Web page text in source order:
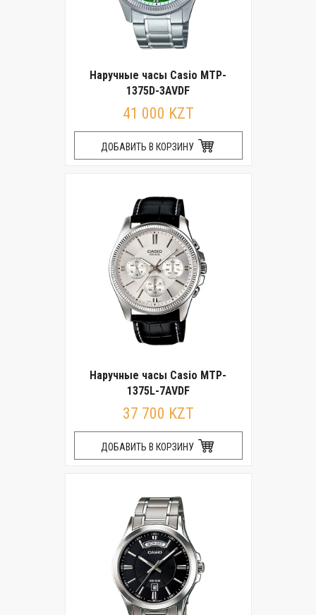
Наручные часы Casio MTP-
1375D-3AVDF
41 000 KZT
ДОБАВИТЬ В КОРЗИНУ
Наручные часы Casio MTP-
1375L-7AVDF
37 700 KZT
ДОБАВИТЬ В КОРЗИНУ